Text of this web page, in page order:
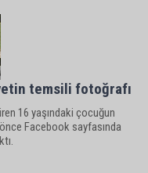
temsili fotoğrafı
16 yaşındaki çocuğun
Facebook sayfasında